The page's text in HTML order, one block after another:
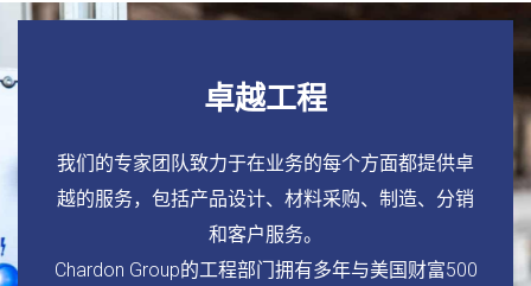
卓越工程
我们的专家团队致力于在业务的每个方面都提供卓
越的服务，包括产品设计、材料采购、制造、分销
和客户服务。
Chardon Group的工程部门拥有多年与美国财富500